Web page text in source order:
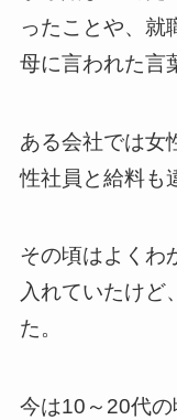
ったことや、就
母に言われた言
ある会社では女
性社員と給料も
その頃はよくわ
入れていたけど
た。
今は10～20代の